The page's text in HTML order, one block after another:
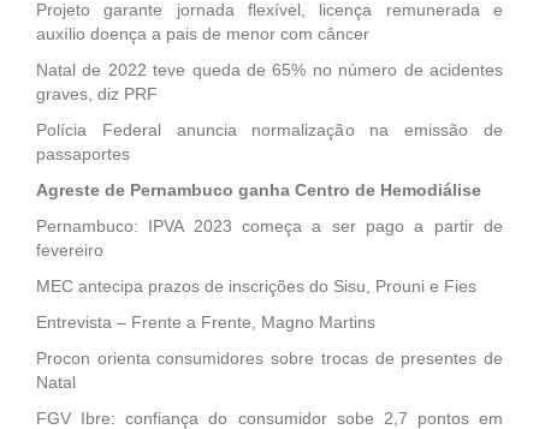
Projeto garante jornada flexível, licença remunerada e
auxílio doença a pais de menor com câncer
Natal de 2022 teve queda de 65% no número de acidentes
graves, diz PRF
Polícia Federal anuncia normalização na emissão de
passaportes
Agreste de Pernambuco ganha Centro de Hemodiálise
Pernambuco: IPVA 2023 começa a ser pago a partir de
fevereiro
MEC antecipa prazos de inscrições do Sisu, Prouni e Fies
Entrevista – Frente a Frente, Magno Martins
Procon orienta consumidores sobre trocas de presentes de
Natal
FGV Ibre: confiança do consumidor sobe 2,7 pontos em